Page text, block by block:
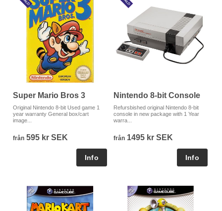
Super Mario Bros 3
Original Nintendo 8-bit Used game 1
year warranty General box/cart
image...
från 595 kr SEK
Nintendo 8-bit Console
Refursbished original Nintendo 8-bit
console in new package with 1 Year
warra...
från 1495 kr SEK